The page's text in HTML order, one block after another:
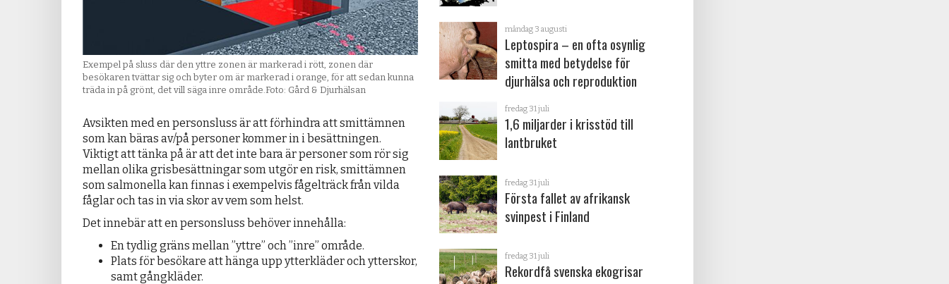
Exempel på sluss där den yttre zonen är markerad i rött, zonen där
besökaren tvättar sig och byter om är markerad i orange, för att sedan kunna
träda in på grönt, det vill säga inre område.Foto: Gård & Djurhälsan
Avsikten med en personsluss är att förhindra att smitt­ämnen
som kan bäras av/på personer kommer in i besättningen.
Viktigt att tänka på är att det inte bara är personer som rör sig
mellan olika grisbesättningar som utgör en risk, smittämnen
som salmonella kan finnas i exempelvis fågelträck från vilda
fåglar och tas in via skor av vem som helst.
Det innebär att en personsluss behöver innehålla:
En tydlig gräns mellan ”yttre” och ”inre” område.
Plats för besökare att hänga upp ytterkläder och ytterskor,
samt gångkläder.
måndag 3 augusti
Leptospira – en ofta osynlig
smitta med betydelse för
djurhälsa och reproduktion
fredag 31 juli
1,6 miljarder i krisstöd till
lantbruket
fredag 31 juli
Första fallet av afrikansk
svinpest i Finland
fredag 31 juli
Rekordfå svenska ekogrisar